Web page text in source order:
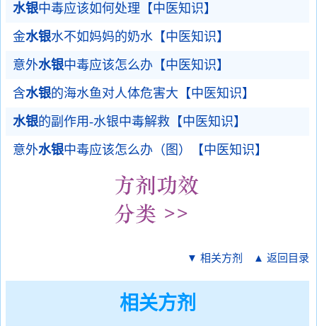
水银中毒应该如何处理【中医知识】
金水银水不如妈妈的奶水【中医知识】
意外水银中毒应该怎么办【中医知识】
含水银的海水鱼对人体危害大【中医知识】
水银的副作用-水银中毒解救【中医知识】
意外水银中毒应该怎么办（图）【中医知识】
▼ 相关方剂 ▲ 返回目录
相关方剂